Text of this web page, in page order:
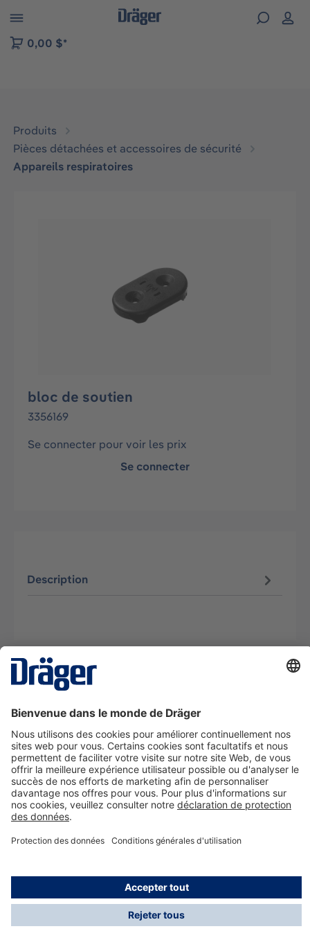
to B2B platform navigation
0,00 $*
Produits
Pièces détachées et accessoires de sécurité
Appareils respiratoires
bloc de soutien
3356169
Se connecter pour voir les prix
Se connecter
Description
La technologie
Nous contacter
A propos de Dräger
Informations
*Les taxes et les frais d'expédition ne sont pas inclus
dans les prix indiqués, sauf mention contraire. Des frais